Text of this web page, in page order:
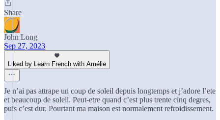
Share
John Long
Sep 27, 2023
Liked by Learn French with Amélie
Je n’ai pas attrape un coup de soleil depuis longtemps et j’adore l’ete
et beaucoup de soleil. Peut-etre quand c’est plus trente cinq degres,
puis c’est dur. Pourtant ma maison est normalement refroidissement.